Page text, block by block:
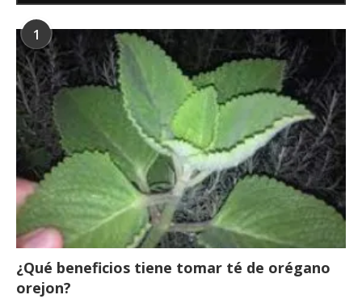
1
¿Qué beneficios tiene tomar té de orégano
orejon?